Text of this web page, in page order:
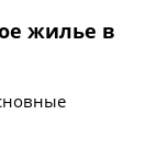
жилье в